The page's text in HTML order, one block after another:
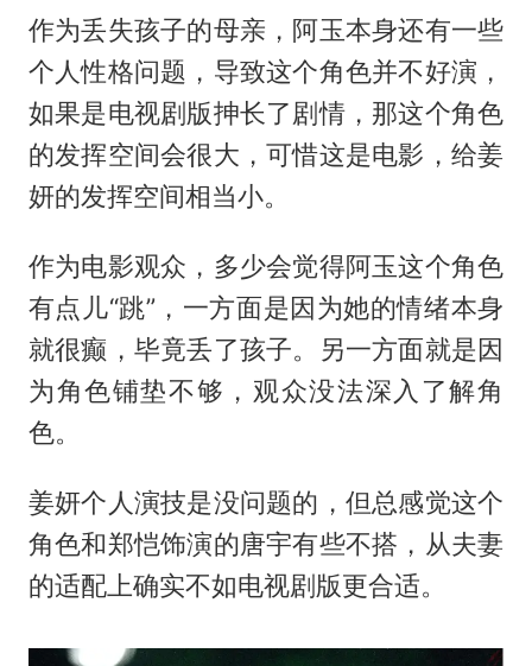
作为丢失孩子的母亲，阿玉本身还有一些
个人性格问题，导致这个角色并不好演，
如果是电视剧版抻长了剧情，那这个角色
的发挥空间会很大，可惜这是电影，给姜
妍的发挥空间相当小。
作为电影观众，多少会觉得阿玉这个角色
有点儿“跳”，一方面是因为她的情绪本身
就很癫，毕竟丢了孩子。另一方面就是因
为角色铺垫不够，观众没法深入了解角
色。
姜妍个人演技是没问题的，但总感觉这个
角色和郑恺饰演的唐宇有些不搭，从夫妻
的适配上确实不如电视剧版更合适。